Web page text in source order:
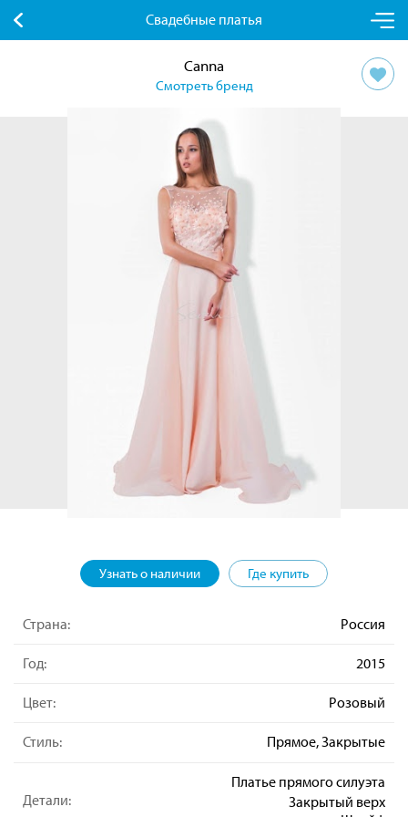
Свадебные платья
Canna
Смотреть бренд
Узнать о наличии Где купить
Страна: Россия
Год: 2015
Цвет: Розовый
Стиль: Прямое, Закрытые
Детали:
Платье прямого силуэта
Закрытый верх